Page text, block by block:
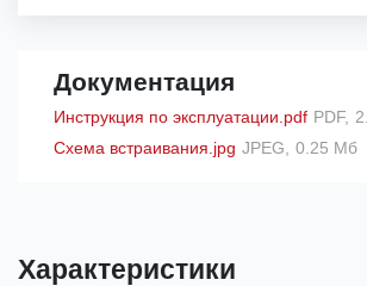
Документация
Инструкция по эксплуатации.pdf PDF,
Схема встраивания.jpg JPEG, 0.25 Мб
Характеристики